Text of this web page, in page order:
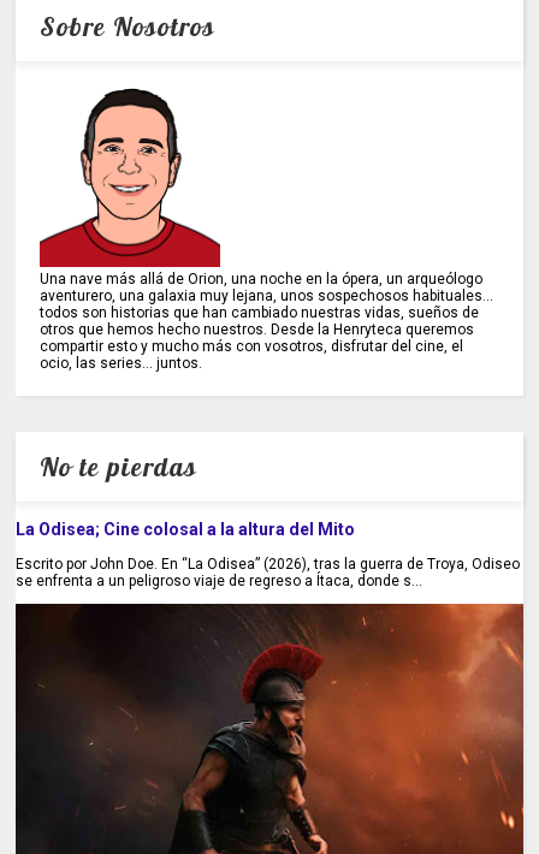
Sobre Nosotros
Una nave más allá de Orion, una noche en la ópera, un arqueólogo
aventurero, una galaxia muy lejana, unos sospechosos habituales...
todos son historias que han cambiado nuestras vidas, sueños de
otros que hemos hecho nuestros. Desde la Henryteca queremos
compartir esto y mucho más con vosotros, disfrutar del cine, el
ocio, las series... juntos.
No te pierdas
La Odisea; Cine colosal a la altura del Mito
Escrito por John Doe. En “La Odisea” (2026), tras la guerra de Troya, Odiseo
se enfrenta a un peligroso viaje de regreso a Ítaca, donde s...